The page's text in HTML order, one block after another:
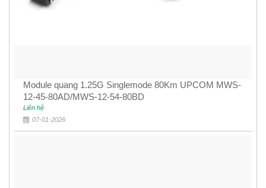
Module quang 1.25G Singlemode 80Km UPCOM MWS-
12-45-80AD/MWS-12-54-80BD
Liên hệ
07-01-2026